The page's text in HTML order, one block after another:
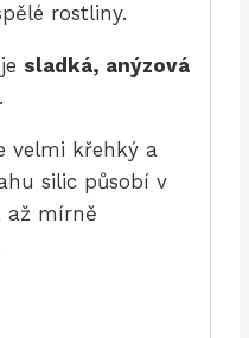
rostliny.
sladká, anýzová
velmi křehký a
silic působí v
až mírně